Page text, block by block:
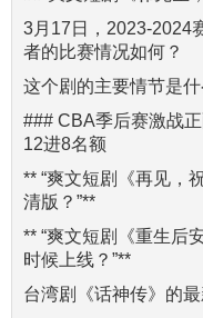
3月17日，2023-2024
者的比赛情况如何？
这个剧的主要情节是什
### CBA季后赛激战
12进8名额
** “爽文短剧《再见，
清版？”**
** “爽文短剧《重生后
时候上线？”**
台湾剧《话神传》的